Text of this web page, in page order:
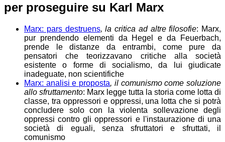
per proseguire su Karl Marx
Marx: pars destruens, la critica ad altre filosofie: Marx,
pur prendendo elementi da Hegel e da Feuerbach,
prende le distanze da entrambi, come pure da
pensatori che teorizzavano critiche alla società
esistente o forme di socialismo, da lui giudicate
inadeguate, non scientifiche
Marx: analisi e proposta, il comunismo come soluzione
allo sfruttamento: Marx legge tutta la storia come lotta di
classe, tra oppressori e oppressi, una lotta che si potrà
concludere solo con la violenta sollevazione degli
oppressi contro gli oppressori e l'instaurazione di una
società di eguali, senza sfruttatori e sfruttati, il
comunismo